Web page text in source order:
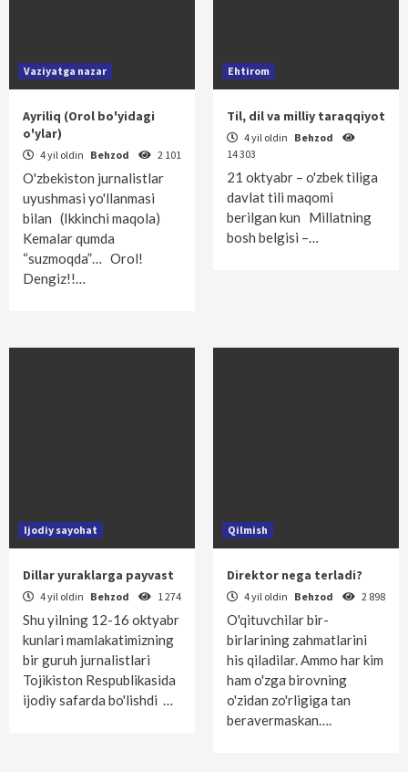
Vaziyatga nazar
Ayriliq (Orol bo'yidagi
o'ylar)
4 yil oldin Behzod 2 101
O'zbekiston jurnalistlar
uyushmasi yo'llanmasi
bilan (Ikkinchi maqola)
Kemalar qumda
“suzmoqda”… Orol!
Dengiz!!…
Ehtirom
Til, dil va milliy taraqqiyot
4 yil oldin Behzod
14 303
21 oktyabr – o'zbek tiliga
davlat tili maqomi
berilgan kun Millatning
bosh belgisi –…
Ijodiy sayohat
Dillar yuraklarga payvast
4 yil oldin Behzod 1 274
Shu yilning 12-16 oktyabr
kunlari mamlakatimizning
bir guruh jurnalistlari
Tojikiston Respublikasida
ijodiy safarda bo'lishdi …
Qilmish
Direktor nega terladi?
4 yil oldin Behzod 2 898
O'qituvchilar bir-
birlarining zahmatlarini
his qiladilar. Ammo har kim
ham o'zga birovning
o'zidan zo'rligiga tan
beravermas­kan….